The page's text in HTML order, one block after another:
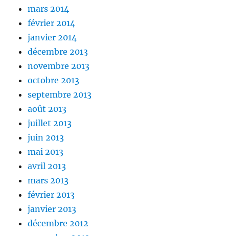
mars 2014
février 2014
janvier 2014
décembre 2013
novembre 2013
octobre 2013
septembre 2013
août 2013
juillet 2013
juin 2013
mai 2013
avril 2013
mars 2013
février 2013
janvier 2013
décembre 2012